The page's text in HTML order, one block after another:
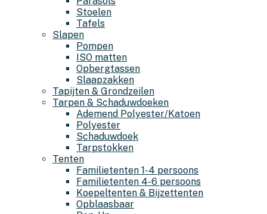
Stoelen
Tafels
Slapen
Pompen
ISO matten
Opbergtassen
Slaapzakken
Tapijten & Grondzeilen
Tarpen & Schaduwdoeken
Ademend Polyester/Katoen
Polyester
Schaduwdoek
Tarpstokken
Tenten
Familietenten 1-4 persoons
Familietenten 4-6 persoons
Koepeltenten & Bijzettenten
Opblaasbaar